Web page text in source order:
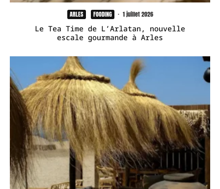
ARLES FOODING · 1 juillet 2026
Le Tea Time de L’Arlatan, nouvelle
escale gourmande à Arles